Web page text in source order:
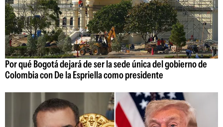
Por qué Bogotá dejará de ser la sede única del gobierno de
Colombia con De la Espriella como presidente